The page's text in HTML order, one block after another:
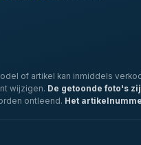
of artikel kan inmiddels
wijzigen. De getoonde foto's
ontleend. Het